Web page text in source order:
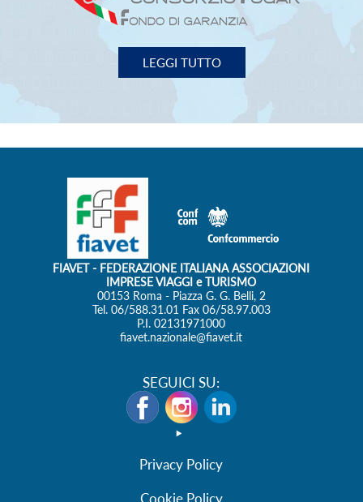
IMPRESE VIAGGI e TURISMO
00153 Roma - Piazza G. G. Belli, 2
Privacy Policy
Cookie Policy